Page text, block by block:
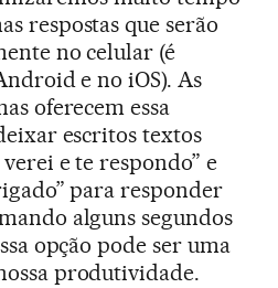
respostas que serão
no celular (é
e no iOS). As
oferecem essa
escritos textos
e te respondo” e
para responder
alguns segundos
opção pode ser uma
produtividade.